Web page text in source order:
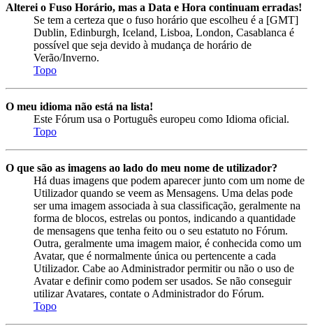
Alterei o Fuso Horário, mas a Data e Hora continuam erradas!
Se tem a certeza que o fuso horário que escolheu é a [GMT]
Dublin, Edinburgh, Iceland, Lisboa, London, Casablanca é
possível que seja devido à mudança de horário de
Verão/Inverno.
Topo
O meu idioma não está na lista!
Este Fórum usa o Português europeu como Idioma oficial.
Topo
O que são as imagens ao lado do meu nome de utilizador?
Há duas imagens que podem aparecer junto com um nome de
Utilizador quando se veem as Mensagens. Uma delas pode
ser uma imagem associada à sua classificação, geralmente na
forma de blocos, estrelas ou pontos, indicando a quantidade
de mensagens que tenha feito ou o seu estatuto no Fórum.
Outra, geralmente uma imagem maior, é conhecida como um
Avatar, que é normalmente única ou pertencente a cada
Utilizador. Cabe ao Administrador permitir ou não o uso de
Avatar e definir como podem ser usados. Se não conseguir
utilizar Avatares, contate o Administrador do Fórum.
Topo